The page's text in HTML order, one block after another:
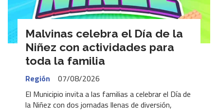
Malvinas celebra el Día de la
Niñez con actividades para
toda la familia
Región
07/08/2026
El Municipio invita a las familias a celebrar el Día de
la Niñez con dos jornadas llenas de diversión,